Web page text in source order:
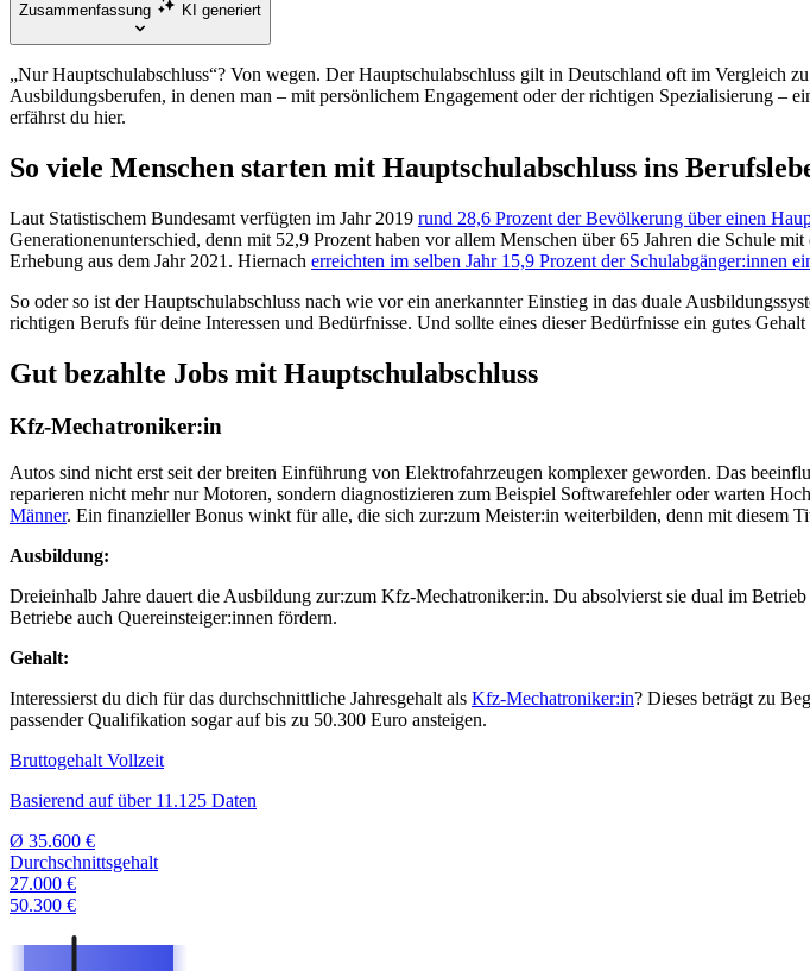
Zusammenfassung KI generiert
„Nur Hauptschulabschluss“? Von wegen. Der Hauptschulabschluss gilt in Deutschland oft im Vergleich
Ausbildungsberufen, in denen man – mit persönlichem Engagement oder der richtigen Spezialisierung –
erfährst du hier.
So viele Menschen starten mit Hauptschulabschluss ins
Laut Statistischem Bundesamt verfügten im Jahr 2019 rund 28,6 Prozent der Bevölkerung über einen
Generationenunterschied, denn mit 52,9 Prozent haben vor allem Menschen über 65 Jahren die Schule
Erhebung aus dem Jahr 2021. Hiernach erreichten im selben Jahr 15,9 Prozent der Schulabgänger:innen
So oder so ist der Hauptschulabschluss nach wie vor ein anerkannter Einstieg in das duale
richtigen Berufs für deine Interessen und Bedürfnisse. Und sollte eines dieser Bedürfnisse ein gutes Gehalt
Gut bezahlte Jobs mit Hauptschulabschluss
Kfz-Mechatroniker:in
Autos sind nicht erst seit der breiten Einführung von Elektrofahrzeugen komplexer geworden. Das
reparieren nicht mehr nur Motoren, sondern diagnostizieren zum Beispiel Softwarefehler oder warten
Männer. Ein finanzieller Bonus winkt für alle, die sich zur:zum Meister:in weiterbilden, denn mit diesem
Ausbildung:
Dreieinhalb Jahre dauert die Ausbildung zur:zum Kfz-Mechatroniker:in. Du absolvierst sie dual im
Betriebe auch Quereinsteiger:innen fördern.
Gehalt:
Interessierst du dich für das durchschnittliche Jahresgehalt als Kfz-Mechatroniker:in? Dieses beträgt zu
passender Qualifikation sogar auf bis zu 50.300 Euro ansteigen.
Bruttogehalt Vollzeit
Basierend auf über 11.125 Daten
Ø 35.600 €
Durchschnittsgehalt
27.000 €
50.300 €